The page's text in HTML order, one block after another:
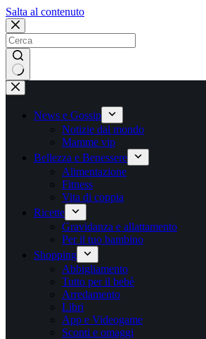
Salta al contenutoSalta
contenuto
Nessun
risultato
News e Gossip
Notizie dal mondo
Mamme vip
Bellezza e Benessere
Alimentazione
Fitness
Vita di coppia
Ricette
Gravidanza e allattamento
Per il tuo bambino
Shopping
Abbigliamento
Tutto per il bebè
Arredamento
Libri
App e Videogame
Sconti e omaggi